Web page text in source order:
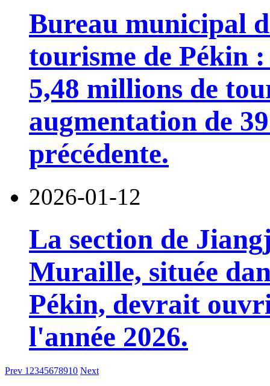
Bureau municipal
tourisme de Pékin
5,48 millions de
augmentation de
précédente.
2026-01-12
La section de
Muraille, située
Pékin, devrait
l'année 2026.
Prev 1 2345678910 Next